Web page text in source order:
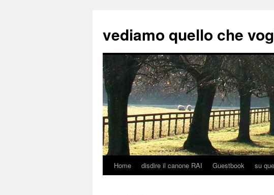
vediamo quello che
SkipHome disdire il canone RAI Guestbook su